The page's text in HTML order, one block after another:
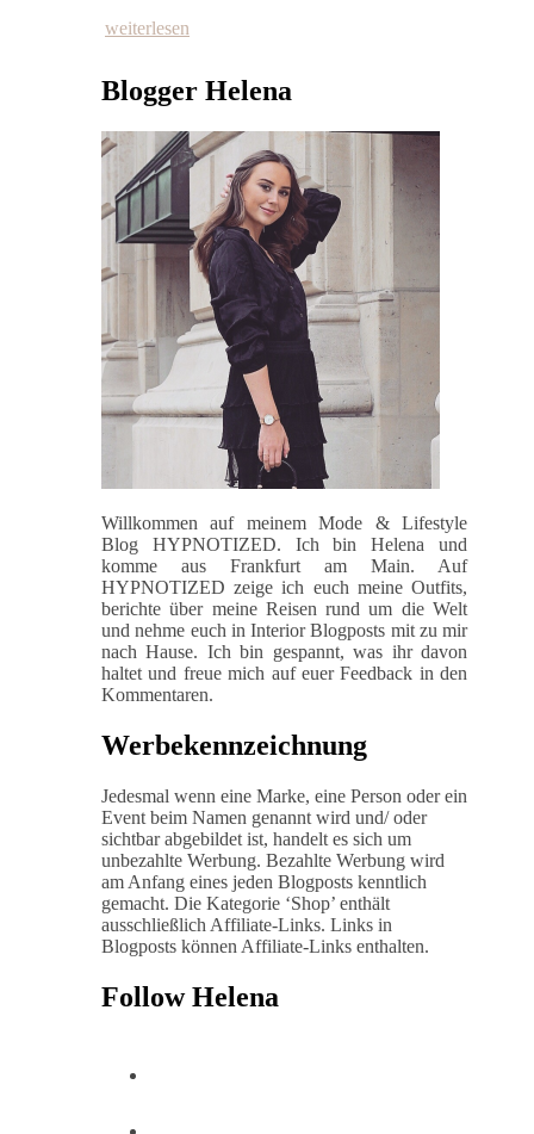
weiterlesen
Blogger Helena
Willkommen auf meinem Mode & Lifestyle
Blog HYPNOTIZED. Ich bin Helena und
komme aus Frankfurt am Main. Auf
HYPNOTIZED zeige ich euch meine Outfits,
berichte über meine Reisen rund um die Welt
und nehme euch in Interior Blogposts mit zu mir
nach Hause. Ich bin gespannt, was ihr davon
haltet und freue mich auf euer Feedback in den
Kommentaren.
Werbekennzeichnung
Jedesmal wenn eine Marke, eine Person oder ein
Event beim Namen genannt wird und/ oder
sichtbar abgebildet ist, handelt es sich um
unbezahlte Werbung. Bezahlte Werbung wird
am Anfang eines jeden Blogposts kenntlich
gemacht. Die Kategorie ‘Shop’ enthält
ausschließlich Affiliate-Links. Links in
Blogposts können Affiliate-Links enthalten.
Follow Helena